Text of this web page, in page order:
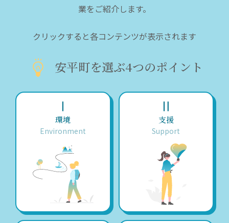
業をご紹介します。
クリックすると各コンテンツが表示されます
安平町を選ぶ4つのポイント
Ⅰ
環境
Environment
Ⅱ
支援
Support